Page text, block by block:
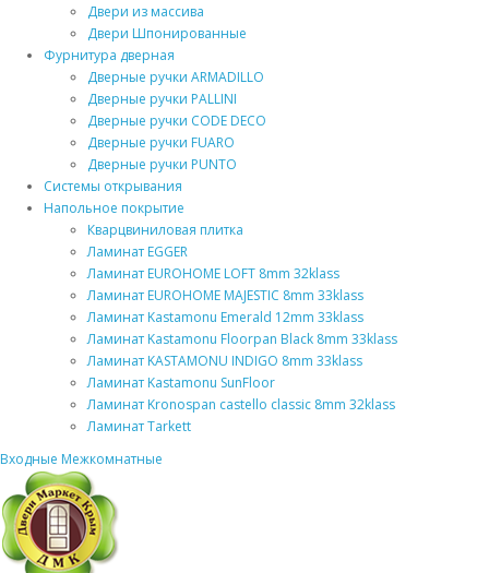
Двери из массива
Двери Шпонированные
Фурнитура дверная
Дверные ручки ARMADILLO
Дверные ручки PALLINI
Дверные ручки CODE DECO
Дверные ручки FUARO
Дверные ручки PUNTO
Системы открывания
Напольное покрытие
Кварцвиниловая плитка
Ламинат EGGER
Ламинат EUROHOME LOFT 8mm 32klass
Ламинат EUROHOME MAJESTIC 8mm 33klass
Ламинат Kastamonu Emerald 12mm 33klass
Ламинат Kastamonu Floorpan Black 8mm 33klass
Ламинат KASTAMONU INDIGO 8mm 33klass
Ламинат Kastamonu SunFloor
Ламинат Kronospan castello classic 8mm 32klass
Ламинат Tarkett
Входные Межкомнатные